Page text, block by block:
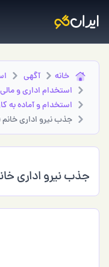
خانه آگهی
استخدام اداری و مالی
استخدام و آماده به
جذب نیرو اداری خانم
جذب نیرو اداری